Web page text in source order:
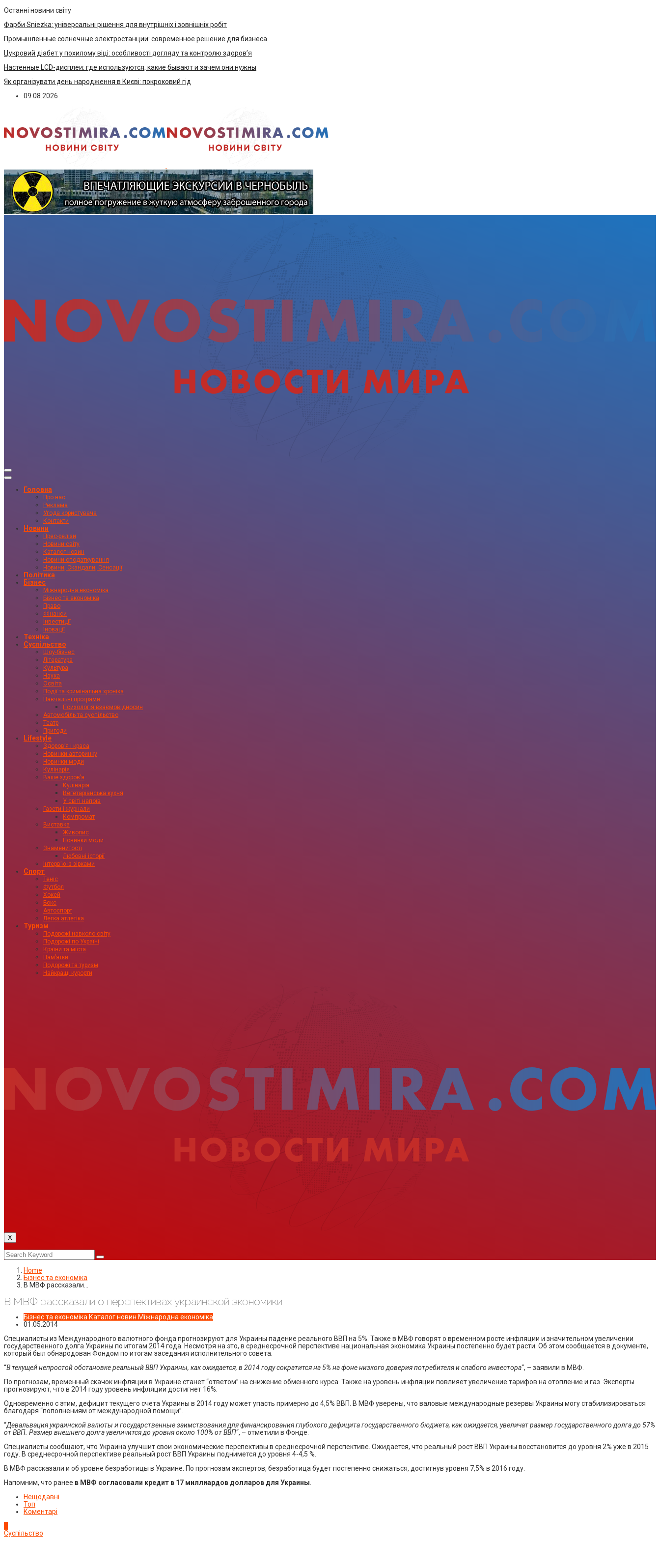
Останні новини світу
Фарби Sniezka: універсальні рішення для внутрішніх і зовнішніх робіт
Промышленные солнечные электростанции: современное решение для бизнеса
Цукровий діабет у похилому віці: особливості догляду та контролю здоров’я
Настенные LCD-дисплеи: где используются, какие бывают и зачем они нужны
Як організувати день народження в Києві: покроковий гід
09.08.2026
Головна
Про нас
Реклама
Угода користувача
Контакти
Новини
Прес-релізи
Новини світу
Каталог новин
Новини оподаткування
Новини, Скандали, Сенсації
Політика
Бізнес
Міжнародна економіка
Бізнес та економіка
Право
Фінанси
Інвестиції
Іновації
Техніка
Суспільство
Шоу-бізнес
Література
Культура
Наука
Освіта
Події та кримінальна хроніка
Навчальні програми
Психологія взаємовідносин
Автомобіль та суспільство
Театр
Пригоди
Lifestyle
Здоровʼя і краса
Новинки авторинку
Новинки моди
Кулінарія
Ваше здоровʼя
Кулінарія
Вегетаріанська кухня
У світі напоїв
Газети і журнали
Компромат
Виставка
Живопис
Новинки моди
Знаменитості
Любовні історії
Інтервʼю із зірками
Спорт
Теніс
Футбол
Хокей
Бокс
Автоспорт
Легка атлетіка
Туризм
Подорожі навколо світу
Подорожі по Україні
Країни та міста
Пам’ятки
Подорожі та туризм
Найкращі курорти
X
Home
Бізнес та економіка
В МВФ рассказали…
В МВФ рассказали о перспективах украинской экономики
Бізнес та економіка Каталог новин Міжнародна економіка
01.05.2014
Специалисты из Международного валютного фонда прогнозируют для Украины падение реального ВВП на 5%. Также в МВФ говорят о временном росте инфляции и значительном увеличении
государственного долга Украины по итогам 2014 года. Несмотря на это, в среднесрочной перспективе национальная экономика Украины постепенно будет расти. Об этом сообщается в документе,
который был обнародован Фондом по итогам заседания исполнительного совета.
“В текущей непростой обстановке реальный ВВП Украины, как ожидается, в 2014 году сократится на 5% на фоне низкого доверия потребителя и слабого инвестора“, – заявили в МВФ.
По прогнозам, временный скачок инфляции в Украине станет “ответом” на снижение обменного курса. Также на уровень инфляции повлияет увеличение тарифов на отопление и газ. Эксперты
прогнозируют, что в 2014 году уровень инфляции достигнет 16%.
Одновременно с этим, дефицит текущего счета Украины в 2014 году может упасть примерно до 4,5% ВВП. В МВФ уверены, что валовые международные резервы Украины могу стабилизироваться
благодаря “пополнениям от международной помощи”.
“Девальвация украинской валюты и государственные заимствования для финансирования глубокого дефицита государственного бюджета, как ожидается, увеличат размер государственного долга до 57%
от ВВП. Размер внешнего долга увеличится до уровня около 100% от ВВП“, – отметили в Фонде.
Специалисты сообщают, что Украина улучшит свои экономические перспективы в среднесрочной перспективе. Ожидается, что реальный рост ВВП Украины восстановится до уровня 2% уже в 2015
году. В среднесрочной перспективе реальный рост ВВП Украины поднимется до уровня 4-4,5 %.
В МВФ рассказали и об уровне безработицы в Украине. По прогнозам экспертов, безработица будет постепенно снижаться, достигнув уровня 7,5% в 2016 году.
Напомним, что ранее в МВФ согласовали кредит в 17 миллиардов долларов для Украины
Нещодавні
Топ
Коментарі
Суспільство